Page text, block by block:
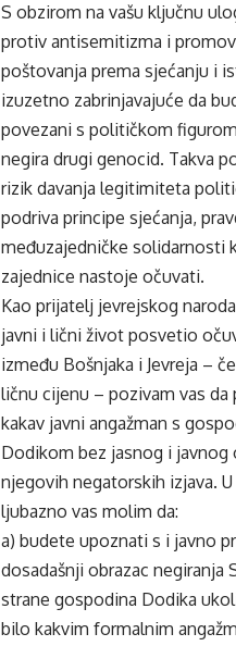
S obzirom na vašu ključnu
protiv antisemitizma i
poštovanja prema sjećanju i
izuzetno zabrinjavajuće da
povezani s političkom
negira drugi genocid. Takva
rizik davanja legitimiteta
podriva principe sjećanja,
međuzajedničke solidarnosti
zajednice nastoje očuvati.
Kao prijatelj jevrejskog
javni i lični život posvetio
između Bošnjaka i Jevreja –
ličnu cijenu – pozivam vas
kakav javni angažman s
Dodikom bez jasnog i javnog
njegovih negatorskih izjava.
ljubazno vas molim da:
a) budete upoznati s i javno
dosadašnji obrazac negiranja
strane gospodina Dodika
bilo kakvim formalnim